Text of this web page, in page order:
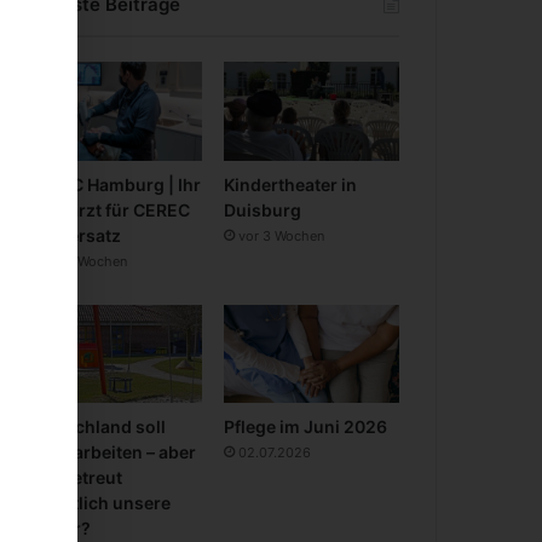
CEREC Hamburg | Ihr
Zahnarzt für CEREC
Zahnersatz
vor 3 Wochen
Kindertheater in
Duisburg
vor 3 Wochen
Deutschland soll
mehr arbeiten – aber
wer betreut
eigentlich unsere
Kinder?
Pflege im Juni 2026
02.07.2026